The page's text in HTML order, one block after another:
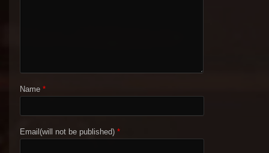
Name *
Email(will not be published) *